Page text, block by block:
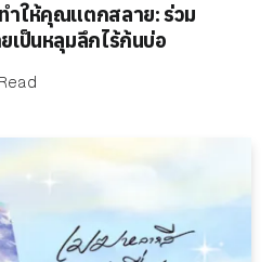
ำให้คุณแตกสลาย: ร่วม
เป็นหลุมลึกไร้ก้นบ่อ